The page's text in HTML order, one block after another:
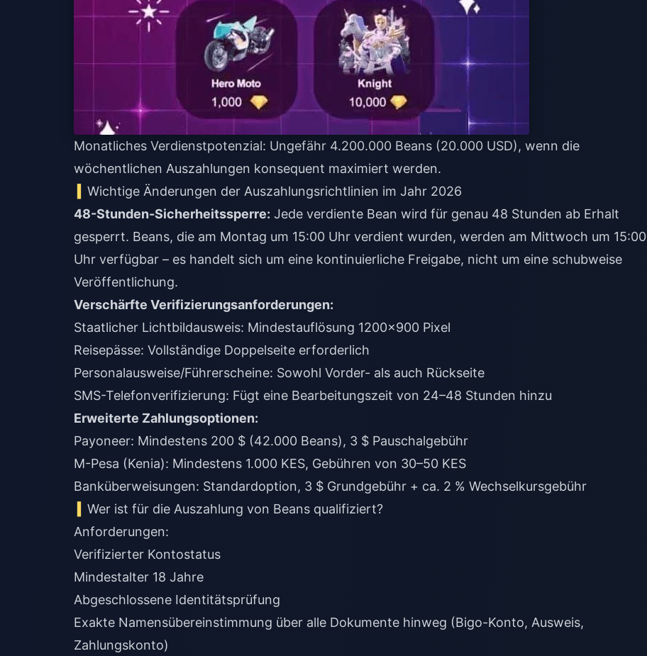
Monatliches Verdienstpotenzial: Ungefähr 4.200.000 Beans (20.000 USD), wenn die
wöchentlichen Auszahlungen konsequent maximiert werden.
Wichtige Änderungen der Auszahlungsrichtlinien im Jahr 2026
48-Stunden-Sicherheitssperre: Jede verdiente Bean wird für genau 48 Stunden ab Erhalt
gesperrt. Beans, die am Montag um 15:00 Uhr verdient wurden, werden am Mittwoch um 15:00
Uhr verfügbar – es handelt sich um eine kontinuierliche Freigabe, nicht um eine schubweise
Veröffentlichung.
Verschärfte Verifizierungsanforderungen:
Staatlicher Lichtbildausweis: Mindestauflösung 1200x900 Pixel
Reisepässe: Vollständige Doppelseite erforderlich
Personalausweise/Führerscheine: Sowohl Vorder- als auch Rückseite
SMS-Telefonverifizierung: Fügt eine Bearbeitungszeit von 24–48 Stunden hinzu
Erweiterte Zahlungsoptionen:
Payoneer: Mindestens 200 $ (42.000 Beans), 3 $ Pauschalgebühr
M-Pesa (Kenia): Mindestens 1.000 KES, Gebühren von 30–50 KES
Banküberweisungen: Standardoption, 3 $ Grundgebühr + ca. 2 % Wechselkursgebühr
Wer ist für die Auszahlung von Beans qualifiziert?
Anforderungen:
Verifizierter Kontostatus
Mindestalter 18 Jahre
Abgeschlossene Identitätsprüfung
Exakte Namensübereinstimmung über alle Dokumente hinweg (Bigo-Konto, Ausweis,
Zahlungskonto)